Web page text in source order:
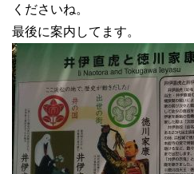
くださいね。
最後に案内してます。